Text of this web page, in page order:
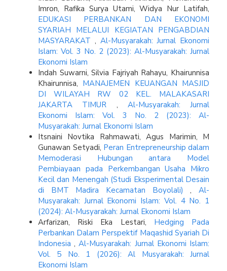
Imron, Rafika Surya Utami, Widya Nur Latifah,
EDUKASI PERBANKAN DAN EKONOMI
SYARIAH MELALUI KEGIATAN PENGABDIAN
MASYARAKAT , Al-Musyarakah: Jurnal Ekonomi
Islam: Vol. 3 No. 2 (2023): Al-Musyarakah: Jurnal
Ekonomi Islam
Indah Suwarni, Silvia Fajriyah Rahayu, Khairunnisa
Khairunnisa, MANAJEMEN KEUANGAN MASJID
DI WILAYAH RW 02 KEL. MALAKASARI
JAKARTA TIMUR , Al-Musyarakah: Jurnal
Ekonomi Islam: Vol. 3 No. 2 (2023): Al-
Musyarakah: Jurnal Ekonomi Islam
Itsnaini Novtika Rahmawati, Agus Marimin, M
Gunawan Setyadi, Peran Entrepreneurship dalam
Memoderasi Hubungan antara Model
Pembiayaan pada Perkembangan Usaha Mikro
Kecil dan Menengah (Studi Eksperimental Desain
di BMT Madira Kecamatan Boyolali),Al-
Musyarakah: Jurnal Ekonomi Islam: Vol. 4 No. 1
(2024): Al-Musyarakah: Jurnal Ekonomi Islam
Arfarizan, Riski Eka Lestari, Hedging Pada
Perbankan Dalam Perspektif Maqashid Syariah Di
Indonesia,Al-Musyarakah: Jurnal Ekonomi Islam:
Vol. 5 No. 1 (2026): Al Musyarakah: Jurnal
Ekonomi Islam